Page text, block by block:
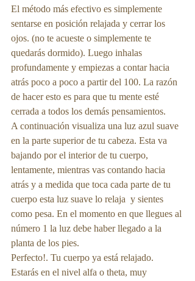
El método más efectivo es simplemente
sentarse en posición relajada y cerrar los
ojos. (no te acueste o simplemente te
quedarás dormido). Luego inhalas
profundamente y empiezas a contar hacia
atrás poco a poco a partir del 100. La razón
de hacer esto es para que tu mente esté
cerrada a todos los demás pensamientos.
A continuación visualiza una luz azul suave
en la parte superior de tu cabeza. Esta va
bajando por el interior de tu cuerpo,
lentamente, mientras vas contando hacia
atrás y a medida que toca cada parte de tu
cuerpo esta luz suave lo relaja  y sientes
como pesa. En el momento en que llegues al
número 1 la luz debe haber llegado a la
planta de los pies.
Perfecto!. Tu cuerpo ya está relajado.
Estarás en el nivel alfa o theta, muy